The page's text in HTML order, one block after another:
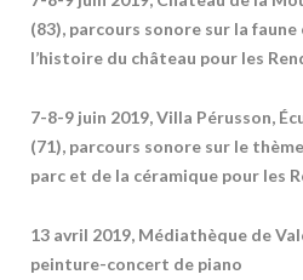
(83), parcours sonore sur la
l’histoire du château pour les
7-8-9 juin 2019, Villa Pérusson,
(71), parcours sonore sur le
parc et de la céramique pour les
13 avril 2019, Médiathèque de
peinture-concert de piano